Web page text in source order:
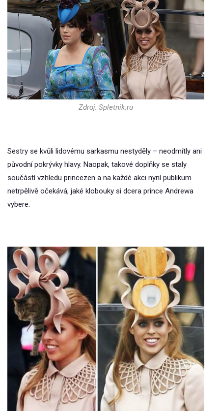
Zdroj: Spletnik.ru
Sestry se kvůli lidovému sarkasmu nestyděly – neodmítly ani
původní pokrývky hlavy. Naopak, takové doplňky se staly
součástí vzhledu princezen a na každé akci nyní publikum
netrpělivě očekává, jaké klobouky si dcera prince Andrewa
vybere.